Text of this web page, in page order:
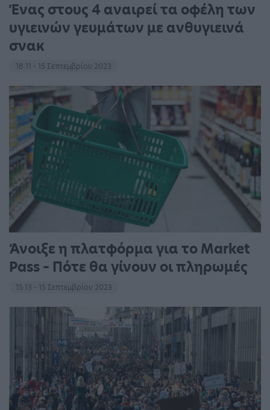
Ένας στους 4 αναιρεί τα οφέλη των
υγιεινών γευμάτων με ανθυγιεινά
σνακ
18:11 - 15 Σεπτεμβρίου 2023
Άνοιξε η πλατφόρμα για το Market
Pass – Πότε θα γίνουν οι πληρωμές
15:13 - 15 Σεπτεμβρίου 2023